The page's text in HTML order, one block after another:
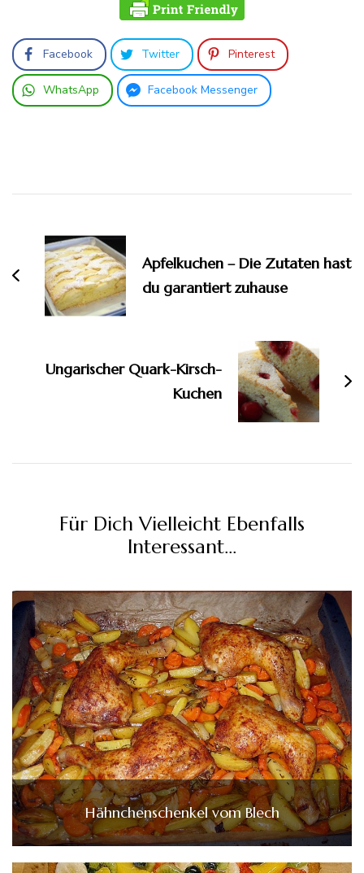
Facebook Twitter Pinterest
WhatsApp Facebook Messenger
Apfelkuchen – Die Zutaten hast
du garantiert zuhause
Ungarischer Quark-Kirsch-
Kuchen
Für Dich Vielleicht Ebenfalls
Interessant...
Hähnchenschenkel vom Blech